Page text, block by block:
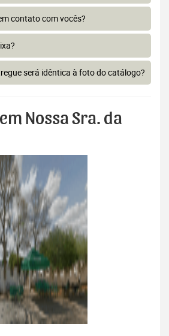
contato com vocês?
será idêntica à foto do catálogo?
Nossa Sra. da